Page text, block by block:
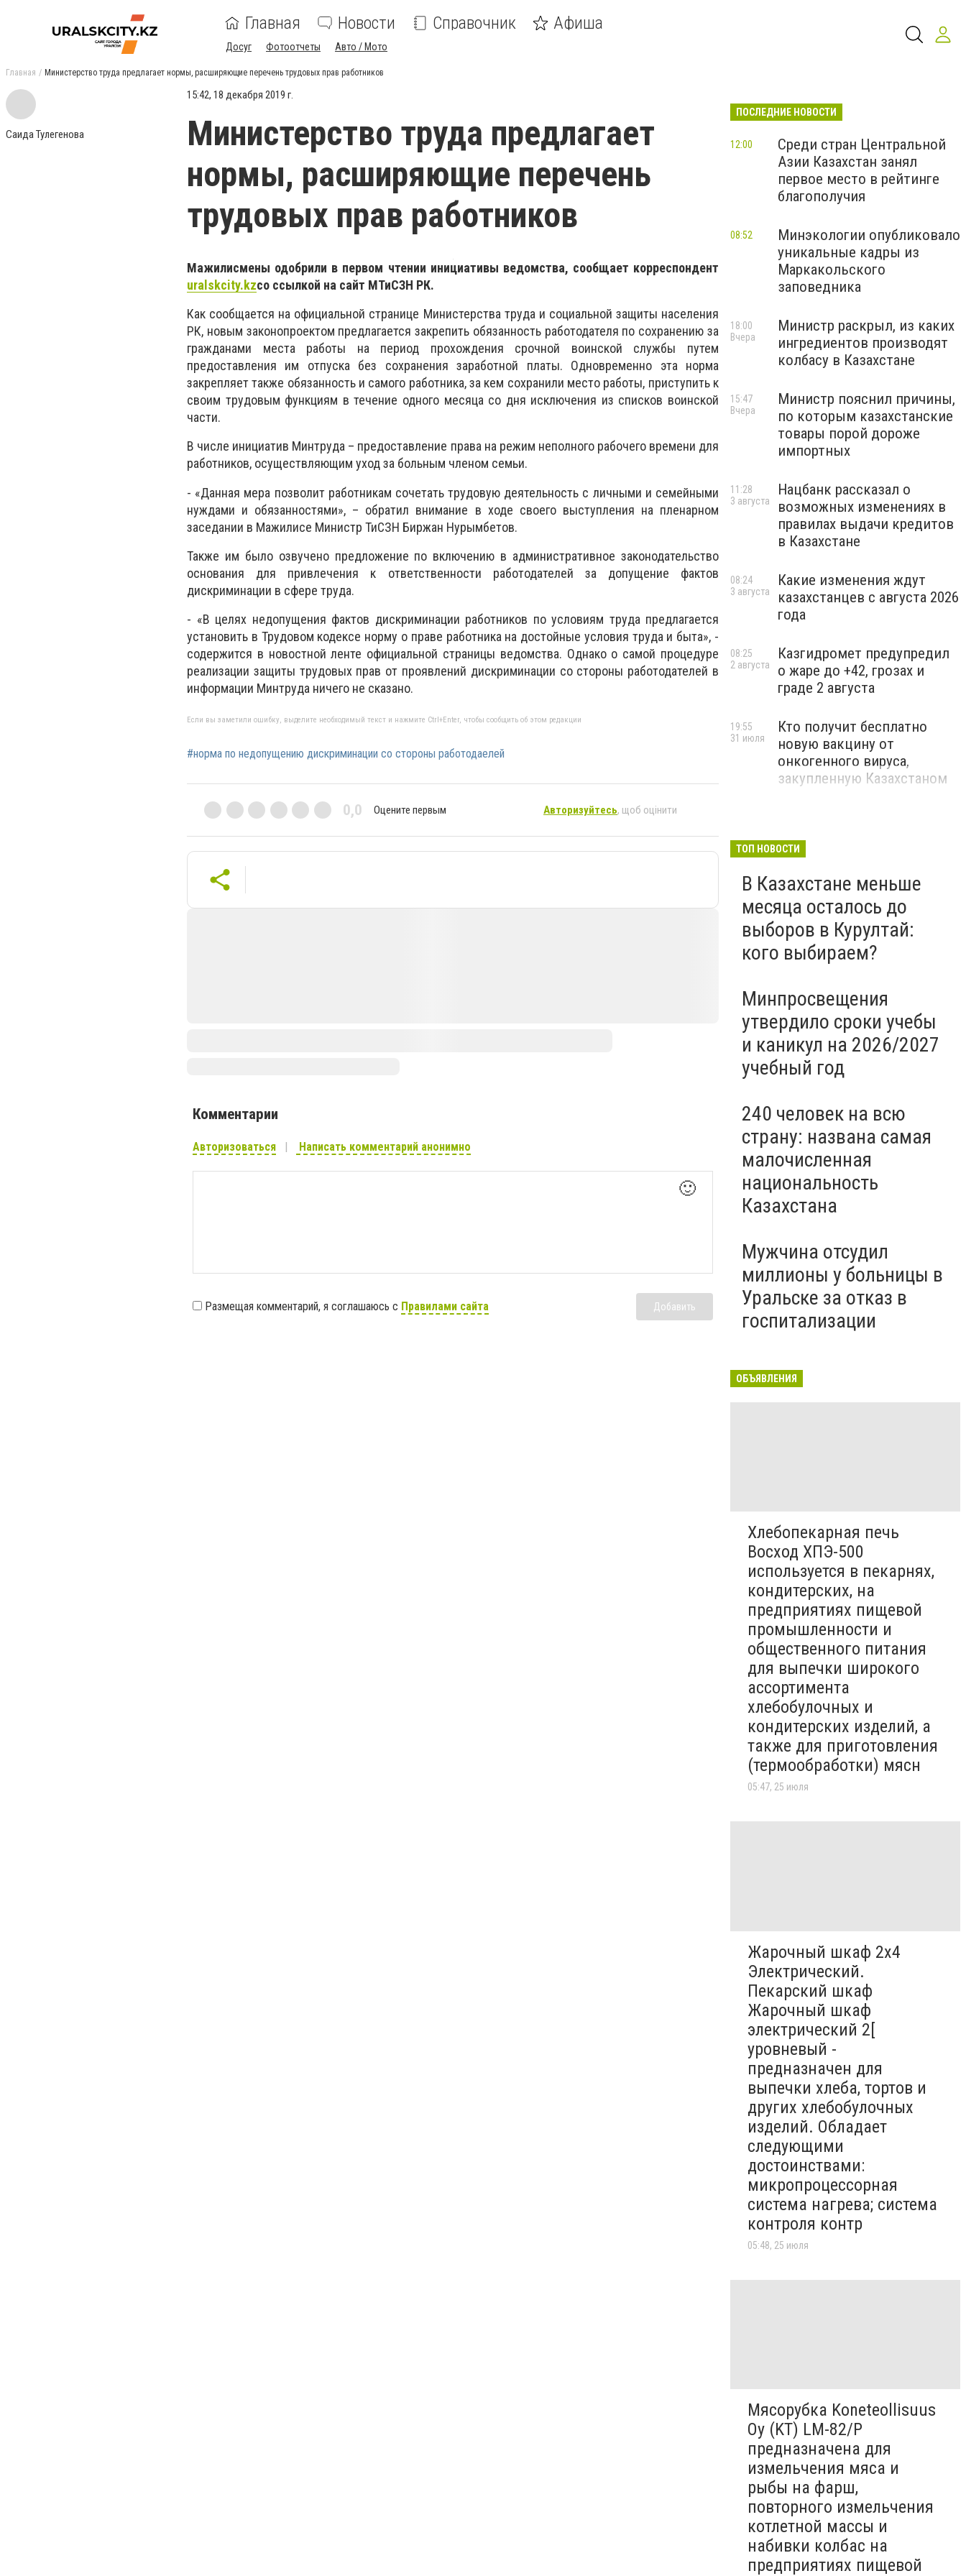
Главная Новости Справочник Афиша
Досуг Фотоотчеты Авто / Мото
Главная Министерство труда предлагает нормы, расширяющие перечень трудовых прав работников
Саида Тулегенова
15:42, 18 декабря 2019 г.
Министерство труда предлагает
нормы, расширяющие перечень
трудовых прав работников
Мажилисмены одобрили в первом чтении инициативы ведомства, сообщает корреспондент
uralskcity.kzсо ссылкой на сайт МТиСЗН РК.
Как сообщается на официальной странице Министерства труда и социальной защиты населения
РК, новым законопроектом предлагается закрепить обязанность работодателя по сохранению за
гражданами места работы на период прохождения срочной воинской службы путем
предоставления им отпуска без сохранения заработной платы. Одновременно эта норма
закрепляет также обязанность и самого работника, за кем сохранили место работы, приступить к
своим трудовым функциям в течение одного месяца со дня исключения из списков воинской
части.
В числе инициатив Минтруда – предоставление права на режим неполного рабочего времени для
работников, осуществляющим уход за больным членом семьи.
- «Данная мера позволит работникам сочетать трудовую деятельность с личными и семейными
нуждами и обязанностями», – обратил внимание в ходе своего выступления на пленарном
заседании в Мажилисе Министр ТиСЗН Биржан Нурымбетов.
Также им было озвучено предложение по включению в административное законодательство
основания для привлечения к ответственности работодателей за допущение фактов
дискриминации в сфере труда.
- «В целях недопущения фактов дискриминации работников по условиям труда предлагается
установить в Трудовом кодексе норму о праве работника на достойные условия труда и быта», -
содержится в новостной ленте официальной страницы ведомства. Однако о самой процедуре
реализации защиты трудовых прав от проявлений дискриминации со стороны работодателей в
информации Минтруда ничего не сказано.
Если вы заметили ошибку, выделите необходимый текст и нажмите Ctrl+Enter, чтобы сообщить об этом редакции
#норма по недопущению дискриминации со стороны работодаелей
0,0 Оцените первым Авторизуйтесь, щоб оцінити
Комментарии
Авторизоваться Написать комментарий анонимно
🙂
Размещая комментарий, я соглашаюсь с Правилами сайта Добавить
ПОСЛЕДНИЕ НОВОСТИ
Среди стран Центральной
Азии Казахстан занял
первое место в рейтинге
благополучия
12:00
Минэкологии опубликовало
уникальные кадры из
Маркакольского
заповедника
08:52
Министр раскрыл, из каких
ингредиентов производят
колбасу в Казахстане
18:00
Вчера
Министр пояснил причины,
по которым казахстанские
товары порой дороже
импортных
15:47
Вчера
Нацбанк рассказал о
возможных изменениях в
правилах выдачи кредитов
в Казахстане
11:28
3 августа
Какие изменения ждут
казахстанцев с августа 2026
года
08:24
3 августа
Казгидромет предупредил
о жаре до +42, грозах и
граде 2 августа
08:25
2 августа
Кто получит бесплатно
новую вакцину от
онкогенного вируса,
закупленную Казахстаном
19:55
31 июля
ТОП НОВОСТИ
В Казахстане меньше
месяца осталось до
выборов в Курултай:
кого выбираем?
Минпросвещения
утвердило сроки учебы
и каникул на 2026/2027
учебный год
240 человек на всю
страну: названа самая
малочисленная
национальность
Казахстана
Мужчина отсудил
миллионы у больницы в
Уральске за отказ в
госпитализации
ОБЪЯВЛЕНИЯ
Хлебопекарная печь
Восход ХПЭ-500
используется в пекарнях,
кондитерских, на
предприятиях пищевой
промышленности и
общественного питания
для выпечки широкого
ассортимента
хлебобулочных и
кондитерских изделий, а
также для приготовления
(термообработки) мясн
05:47, 25 июля
Жарочный шкаф 2х4
Электрический.
Пекарский шкаф
Жарочный шкаф
электрический 2[
уровневый -
предназначен для
выпечки хлеба, тортов и
других хлебобулочных
изделий. Обладает
следующими
достоинствами:
микропроцессорная
система нагрева; система
контроля контр
05:48, 25 июля
Мясорубка Koneteollisuus
Oy (KT)​ LM-82/P
предназначена для
измельчения мяса и
рыбы на фарш,
повторного измельчения
котлетной массы и
набивки колбас на
предприятиях пищевой